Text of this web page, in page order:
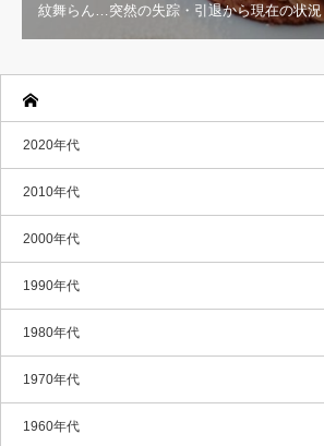
紋舞らん…突然の失踪・引退から現在の状況
2020年代
2010年代
2000年代
1990年代
1980年代
1970年代
1960年代